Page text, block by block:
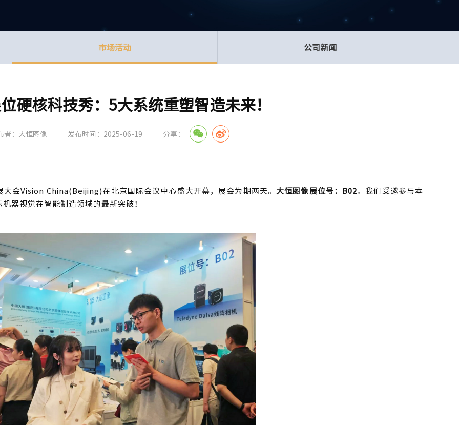
市场活动 公司新闻
硬核科技秀：5大系统重塑智造未来！
者：大恒图像 发布时间：2025-06-19 分享：
会Vision China(Beijing)在北京国际会议中心盛大开幕，展会为期两天。 大恒图像展位号：B02。我们受邀参与本
器视觉在智能制造领域的最新突破！